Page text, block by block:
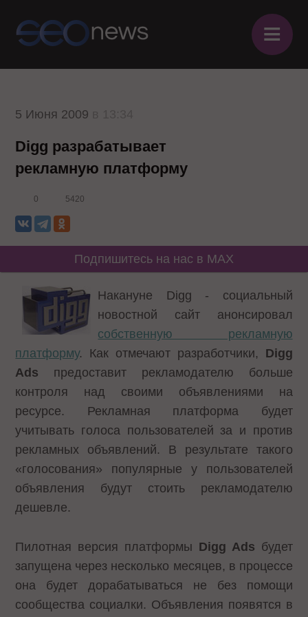
≡
5 Июня 2009
Digg разрабатывает
рекламную платформу
0 5420
Подпишитесь на нас в MAX
Накануне Digg - социальный
новостной сайт анонсировал
собственную рекламную
платформу. Как отмечают разработчики, Digg
Ads предоставит рекламодателю больше
контроля над своими объявлениями на
ресурсе. Рекламная платформа будет
учитывать голоса пользователей за и против
рекламных объявлений. В результате такого
«голосования» популярные у пользователей
объявления будут стоить рекламодателю
дешевле.
Пилотная версия платформы Digg Ads будет
запущена через несколько месяцев, в процессе
она будет дорабатываться не без помощи
сообщества социалки. Объявления появятся в